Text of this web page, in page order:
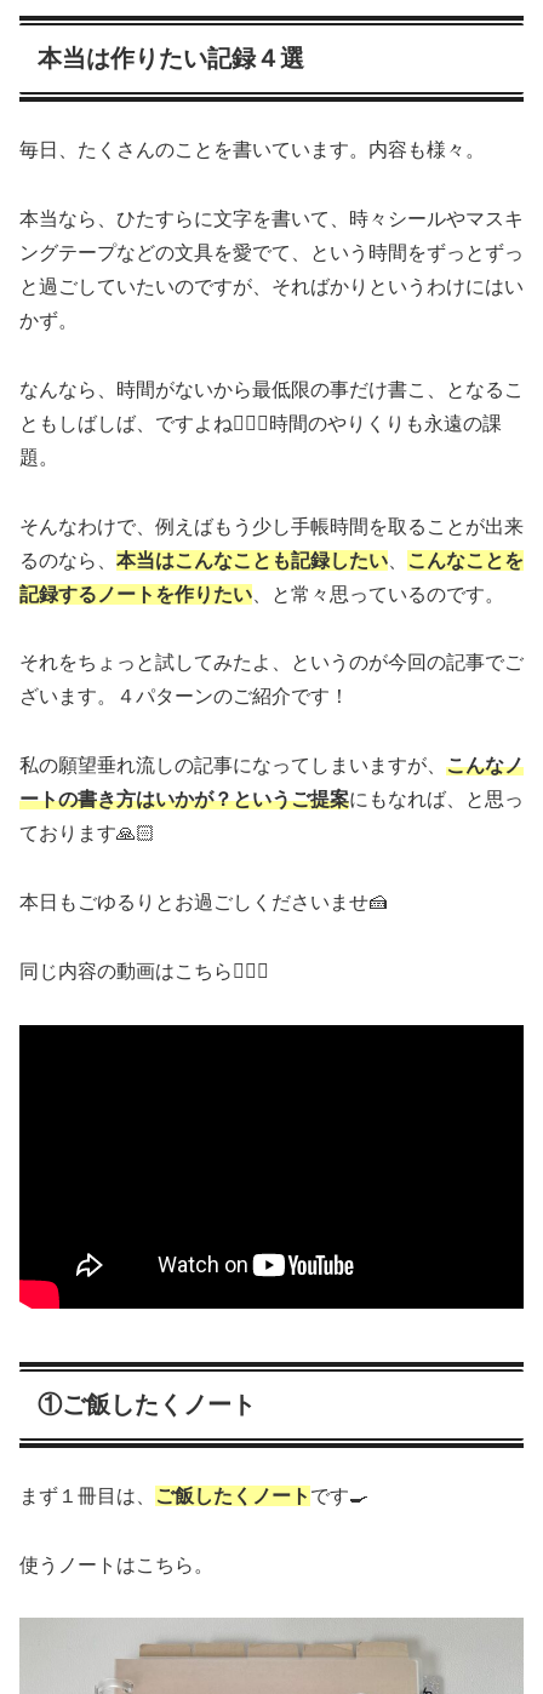
本当は作りたい記録４選
毎日、たくさんのことを書いています。内容も様々。
本当なら、ひたすらに文字を書いて、時々シールやマスキ
ングテープなどの文具を愛でて、という時間をずっとずっ
と過ごしていたいのですが、そればかりというわけにはい
かず。
なんなら、時間がないから最低限の事だけ書こ、となるこ
ともしばしば、ですよね🤦🏻‍♀️時間のやりくりも永遠の課
題。
そんなわけで、例えばもう少し手帳時間を取ることが出来
るのなら、 本当はこんなことも記録したい
こんなことを
記録するノートを作りたい 、と常々思っているのです。
それをちょっと試してみたよ、というのが今回の記事でご
ざいます。４パターンのご紹介です！
私の願望垂れ流しの記事になってしまいますが、 こんなノ
ートの書き方はいかが？というご提案にもなれば、と思っ
ております🙏🏻
本日もごゆるりとお過ごしくださいませ🍰
同じ内容の動画はこちら💁🏻‍♀️
①ご飯したくノート
まず１冊目は、 ご飯したくノート です🍳
使うノートはこちら。